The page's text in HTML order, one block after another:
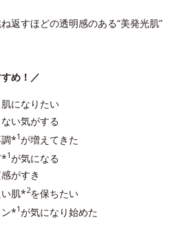
返すほどの透明感のある“美発光肌”
め！／
になりたい
い気がする
調*1が増えてきた
*1が気になる
がすき
い肌*2を保ちたい
ン*1が気になり始めた